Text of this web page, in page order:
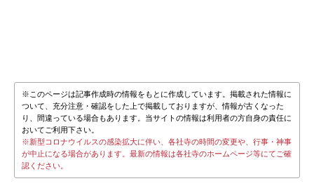
※このページは記事作成時の情報をもとに作成しています。掲載された情報に
ついて、充分注意・確認をした上で掲載しておりますが、情報が古くなった
り、間違っている場合もあります。当サイトの情報は利用者の方自身の責任に
おいてご利用下さい。
※新型コロナウイルスの感染拡大に伴い、各社寺の時間の変更や、行事・神事
が中止になる場合があります。最新の情報は各社寺のホームページ等にてご確
認ください。